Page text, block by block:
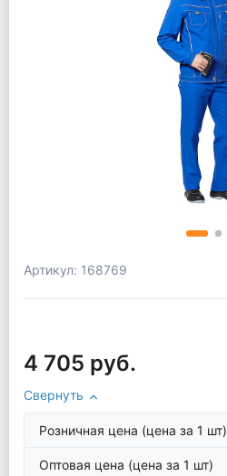
Артикул: 168769
4 705 руб.
Свернуть
Розничная цена (цена за 1 шт)
Оптовая цена (цена за 1 шт)